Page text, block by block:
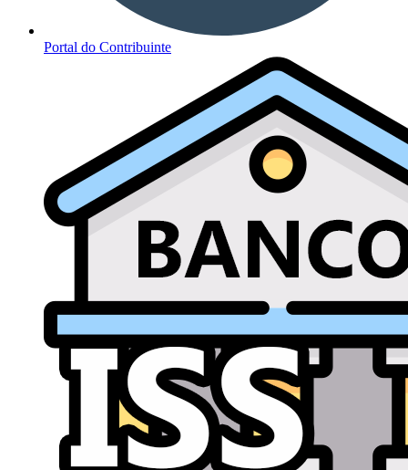
Portal do Contribuinte